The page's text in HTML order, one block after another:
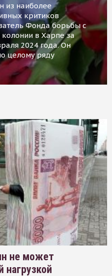
из наиболее
критиков
Фонда борьбы с
в Харпе за
2024 года. Он
целому ряду
не может
нагрузкой